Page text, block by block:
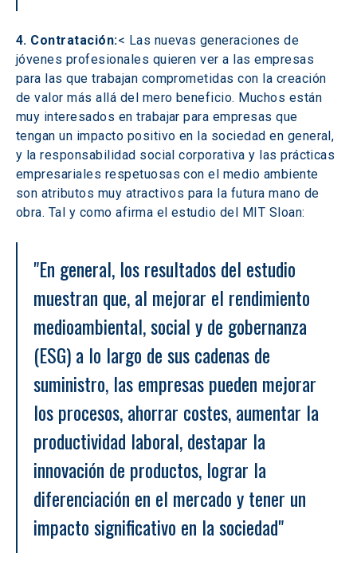
4. Contratación:< Las nuevas generaciones de
jóvenes profesionales quieren ver a las empresas
para las que trabajan comprometidas con la creación
de valor más allá del mero beneficio. Muchos están
muy interesados en trabajar para empresas que
tengan un impacto positivo en la sociedad en general,
y la responsabilidad social corporativa y las prácticas
empresariales respetuosas con el medio ambiente
son atributos muy atractivos para la futura mano de
obra. Tal y como afirma el estudio del MIT Sloan:
"En general, los resultados del estudio
muestran que, al mejorar el rendimiento
medioambiental, social y de gobernanza
(ESG) a lo largo de sus cadenas de
suministro, las empresas pueden mejorar
los procesos, ahorrar costes, aumentar la
productividad laboral, destapar la
innovación de productos, lograr la
diferenciación en el mercado y tener un
impacto significativo en la sociedad"